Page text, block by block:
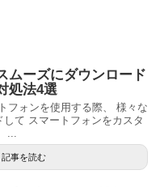
ムーズにダウンロード
処法4選
フォンを使用する際、 様々な
て スマートフォンをカスタ
...
記事を読む